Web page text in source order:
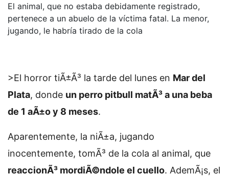
El animal, que no estaba debidamente registrado,
pertenece a un abuelo de la víctima fatal. La menor,
jugando, le habría tirado de la cola
>El horror tiÃ±Ã³ la tarde del lunes en Mar del
Plata, donde un perro pitbull matÃ³ a una beba
de 1 aÃ±o y 8 meses.
Aparentemente, la niÃ±a, jugando
inocentemente, tomÃ³ de la cola al animal, que
reaccionÃ³ mordiÃ©ndole el cuello. AdemÃ¡s, el